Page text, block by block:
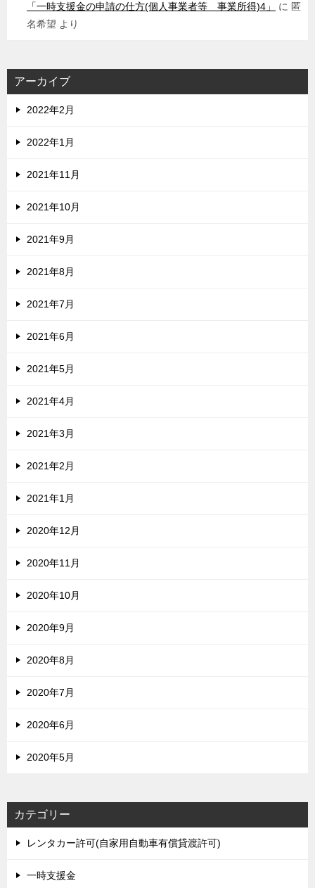
「一時支援金の申請の仕方(個人事業者等 事業所得)4」
に 匿
名希望 より
アーカイブ
2022年2月
2022年1月
2021年11月
2021年10月
2021年9月
2021年8月
2021年7月
2021年6月
2021年5月
2021年4月
2021年3月
2021年2月
2021年1月
2020年12月
2020年11月
2020年10月
2020年9月
2020年8月
2020年7月
2020年6月
2020年5月
カテゴリー
レンタカー許可(自家用自動車有償貸渡許可)
一時支援金